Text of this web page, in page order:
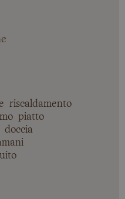
riscaldamento
piatto